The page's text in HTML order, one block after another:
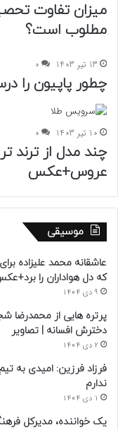
میزان تفاوت
مطلوب است؟
13 تیر 1403 0
چطور پاپیون را
10 تیر 1403 0
چند مدل از ترند
عروس+عکس
موسیقی
عاشقانه محمد علیزاده
که دل هواداران را
9 دی 1404
پرتره هایی از محمدرضا
دخترش افسانه | تصاویر
2 دی 1404
فرزاد فرزین: امیدی به
ندارم
1 دی 1404
یک خواننده، مدیرکل